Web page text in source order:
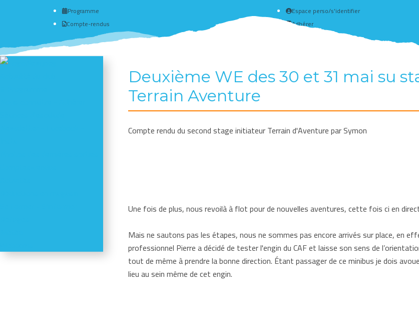
Programme
Compte-rendus
Espace perso/s'identifier
Adhérer
Créer un compte
Deuxième WE des 30 et 31 mai su
Terrain Aventure
Compte rendu du second stage initiateur Terrain d'Aventure par Symon
Une fois de plus, nous revoilà à flot pour de nouvelles aventures, cette fois ci en
Mais ne sautons pas les étapes, nous ne sommes pas encore arrivés sur place, en
professionnel Pierre a décidé de tester l'engin du CAF et laisse son sens de
tout de même à prendre la bonne direction. Étant passager de ce minibus je dois
lieu au sein même de cet engin.